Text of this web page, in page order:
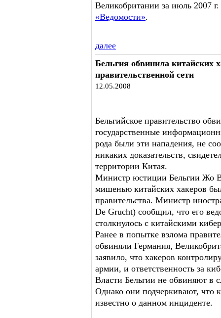
Великобритании за июль 2007
«Ведомости».
далее
Бельгия обвинила китайских
правительственной сети
12.05.2008
Бельгийское правительство
государственные
рода были эти нападения, не
никаких доказательств,
территории Китая.
Министр юстиции Бельгии Жо
мишенью китайских хакеров
правительства. Министр
De Grucht) сообщил, что его
столкнулось с китайскими
Ранее в попытке взлома
обвиняли Германия,
заявило, что хакеров
армии, и ответственность за
Власти Бельгии не обвиняют в
Однако они подчеркивают, что
известно о данном инциденте.